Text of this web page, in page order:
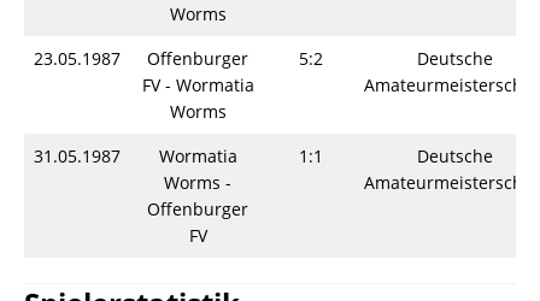
Worms
23.05.1987
Offenburger
FV - Wormatia
Worms
5:2
Deutsche
31.05.1987
Wormatia
Worms -
Offenburger
FV
1:1
Deutsche